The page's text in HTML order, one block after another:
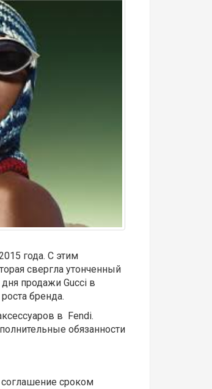
года. С этим
свергла утонченный
продажи Gucci в
бренда.
в Fendi.
обязанности
сроком